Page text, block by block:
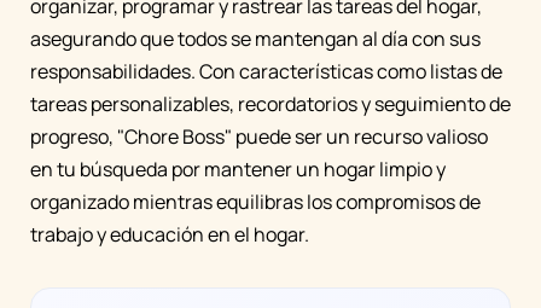
organizar, programar y rastrear las tareas del hogar,
asegurando que todos se mantengan al día con sus
responsabilidades. Con características como listas de
tareas personalizables, recordatorios y seguimiento de
progreso, "Chore Boss" puede ser un recurso valioso
en tu búsqueda por mantener un hogar limpio y
organizado mientras equilibras los compromisos de
trabajo y educación en el hogar.